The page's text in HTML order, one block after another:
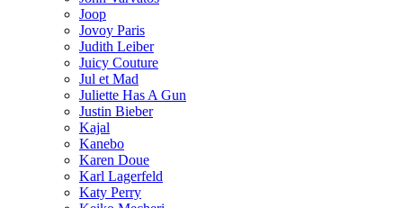
Joop
Jovoy Paris
Judith Leiber
Juicy Couture
Jul et Mad
Juliette Has A Gun
Justin Bieber
Kajal
Kanebo
Karen Doue
Karl Lagerfeld
Katy Perry